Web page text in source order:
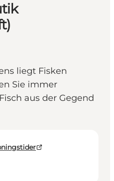
liegt Fisken
Sie immer
aus der Gegend